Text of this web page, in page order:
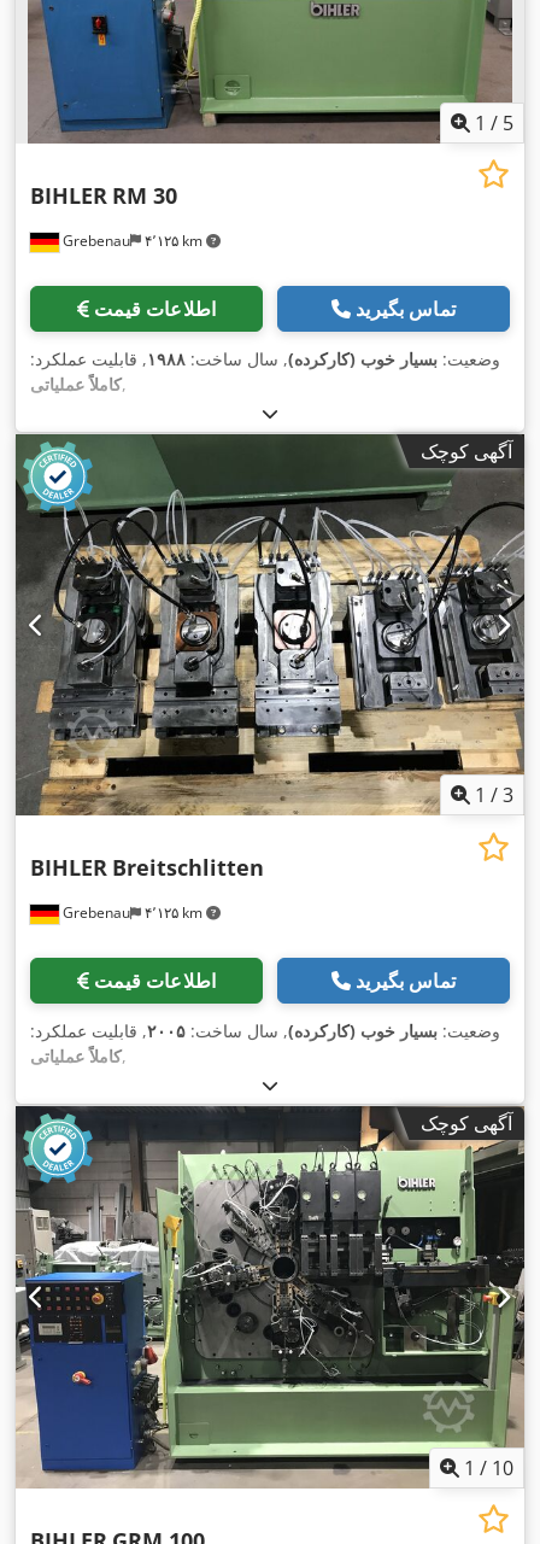
1 / 5
Grebenau ۴٬۱۲۵ km
BIHLER RM 30
اطلاعات قیمت تماس بگیرید
وضعیت: بسیار خوب (کارکرده), سال ساخت: ۱۹۸۸, قابلیت عملکرد:
کاملاً عملیاتی,
آگهی کوچک
1 /3
Grebenau ۴٬۱۲۵ km
BIHLER Breitschlitten
اطلاعات قیمت تماس بگیرید
وضعیت: بسیار خوب (کارکرده), سال ساخت: ۲۰۰۵, قابلیت عملکرد:
کاملاً عملیاتی,
آگهی کوچک
1 / 10